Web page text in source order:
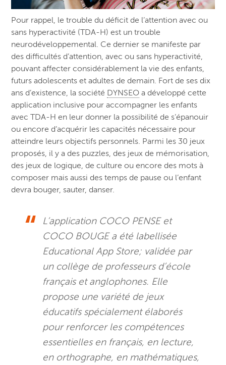
Pour rappel, le trouble du déficit de l’attention avec ou
sans hyperactivité (TDA-H) est un trouble
neurodéveloppemental. Ce dernier se manifeste par
des difficultés d’attention, avec ou sans hyperactivité,
pouvant affecter considérablement la vie des enfants,
futurs adolescents et adultes de demain. Fort de ses dix
ans d’existence, la société DYNSEO a développé cette
application inclusive pour accompagner les enfants
avec TDA-H en leur donner la possibilité de s’épanouir
ou encore d’acquérir les capacités nécessaire pour
atteindre leurs objectifs personnels. Parmi les 30 jeux
proposés, il y a des puzzles, des jeux de mémorisation,
des jeux de logique, de culture ou encore des mots à
composer mais aussi des temps de pause ou l’enfant
devra bouger, sauter, danser.
L’application COCO PENSE et
COCO BOUGE a été labellisée
Educational App Store; validée par
un collège de professeurs d’école
français et anglophones. Elle
propose une variété de jeux
éducatifs spécialement élaborés
pour renforcer les compétences
essentielles en français, en lecture,
en orthographe, en mathématiques,